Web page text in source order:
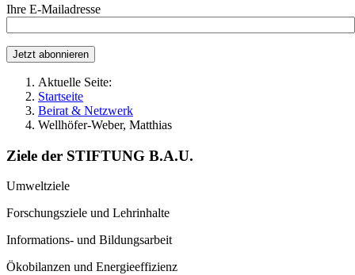
Ihre E-Mailadresse
Aktuelle Seite:
Startseite
Beirat & Netzwerk
Wellhöfer-Weber, Matthias
Ziele der STIFTUNG B.A.U.
Umweltziele
Forschungsziele und Lehrinhalte
Informations- und Bildungsarbeit
Ökobilanzen und Energieeffizienz